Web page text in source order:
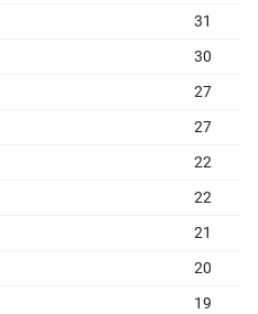
31
30
27
27
22
22
21
20
19